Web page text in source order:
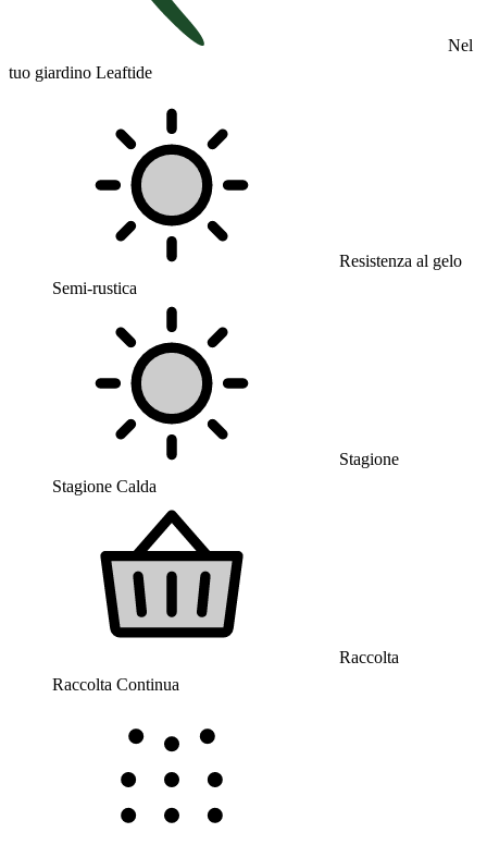
Nel
tuo giardino Leaftide
Resistenza al gelo
Semi-rustica
Stagione
Stagione Calda
Raccolta
Raccolta Continua